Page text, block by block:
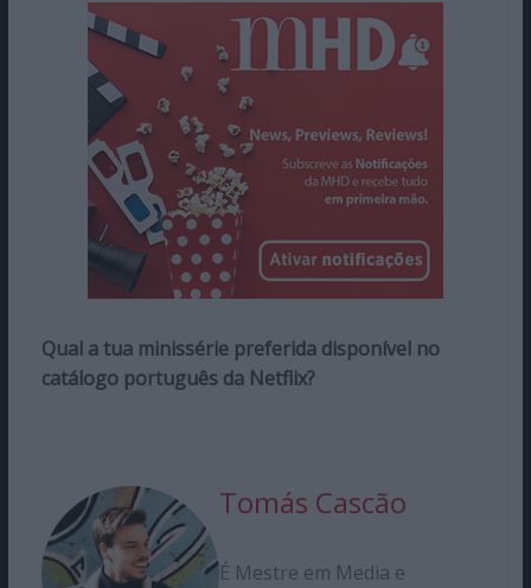
Qual a tua minissérie preferida disponível no
catálogo português da Netflix?
Tomás Cascão
É Mestre em Media e